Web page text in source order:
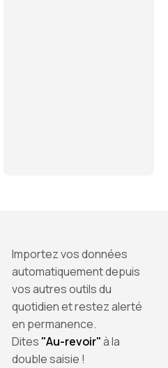
Importez vos données
automatiquement depuis
vos autres outils du
quotidien et restez alerté
en permanence.
Dites "Au-revoir"à la
double saisie !